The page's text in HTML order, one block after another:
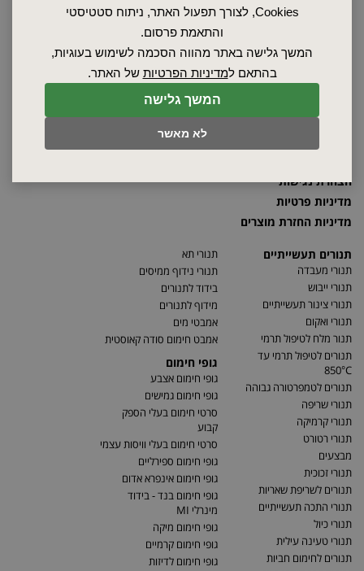
המשך גלישה
לא מאשר
Cookies, לצורך תפעול האתר, ניתוח סטטיסטי
והתאמת פרסום.
המשך גלישה באתר מהווה הסכמה לשימוש בעוגיות,
בהתאם למדיניות הפרטיות של האתר.
מאמרים
הצהרת נגישות
מדיניות פרטיות
מדיניות החזרת מוצרים
תנורים תעשייתיים
תנורי מעבדה
תנורי ייבוש
תנורי צינור תעשייתיים
תנורי ואקום
תנור מלח לטיפול תרמי
תנורים לטיפול תרמי עד
850°C
תנורים לטמפרטורה גבוהה
תנורי שריפה
תנורי קרמיקה
תנורי רטורט
מבצעים
תנורי זכוכית
תנורים לשריפת שאריות
תנורי התכה תעשייתיים
תנורי כיול
תנורי טעינה עילית
תנורים לחימום חביות
תנורי תא
תנורי נידוף ממיסים
בידוד לתנורים
מידוף לתנורים
אמבטי מים
אמבט חימום סודה קאוסטית
גופי חימום
גופי חימום אצבע
גופי חימום גמישים
סרטי חימום בעלי הספק
קבוע
סרטי חימום בעלי וויסות עצמי
גופי חימום ספירליים
גופי חימום אינפרא אדום
גופי חימום בנד - בידוד
מינרלי MI
גופי חימום מיקה
גופי חימום קרמיים
גופי חימום לדיזות